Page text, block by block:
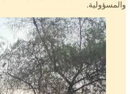
والمسؤولية.